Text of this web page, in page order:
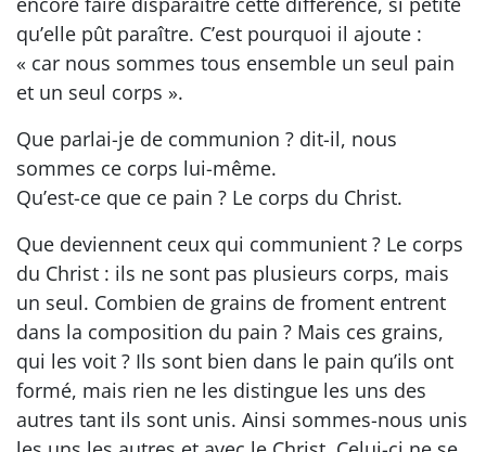
qu’elle pût paraître. C’est pourquoi il ajoute :
« car nous sommes tous ensemble un seul pain
et un seul corps ».
Que parlai-je de communion ? dit-il, nous
sommes ce corps lui-même.
Qu’est-ce que ce pain ? Le corps du Christ.
Que deviennent ceux qui communient ? Le corps
du Christ : ils ne sont pas plusieurs corps, mais
un seul. Combien de grains de froment entrent
dans la composition du pain ? Mais ces grains,
qui les voit ? Ils sont bien dans le pain qu’ils ont
formé, mais rien ne les distingue les uns des
autres tant ils sont unis. Ainsi sommes-nous unis